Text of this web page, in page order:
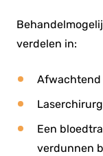
verdelen in:
Afwachtend
Een
verdunnen